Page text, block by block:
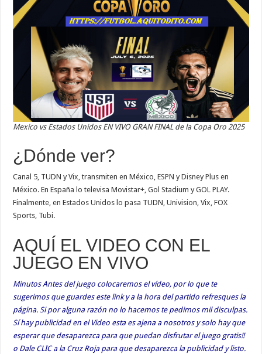
Mexico vs Estados Unidos EN VIVO GRAN FINAL de la Copa Oro 2025
¿Dónde ver?
Canal 5, TUDN y Vix, transmiten en México, ESPN y Disney Plus en
México. En España lo televisa Movistar+, Gol Stadium y GOL PLAY.
Finalmente, en Estados Unidos lo pasa TUDN, Univision, Vix, FOX
Sports, Tubi.
AQUÍ EL VIDEO CON EL
JUEGO EN VIVO
Minutos Antes del juego colocaremos el vídeo, por lo que te
sugerimos que guardes este link y a la hora del partido refresques la
página. Si por alguna razón no lo hacemos te pedimos mil disculpas.
Sí hay publicidad en el Video esta es ajena a nosotros y solo hay que
esperar que desaparezca para que puedan disfrutar el juego gratis!!
o Dale CLIC a la Cruz Roja para que desaparezca la publicidad y listo.